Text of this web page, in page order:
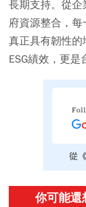
長期支持。從
府資源整合，
真正具有韌性
ESG績效，更是